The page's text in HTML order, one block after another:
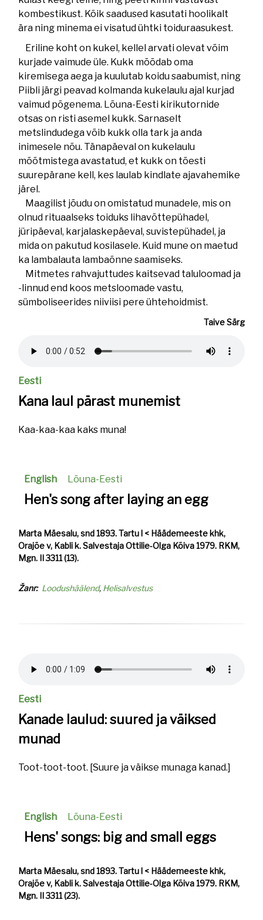
kombestikust. Kõik saadused kasutati hoolikalt
ära ning minema ei visatud ühtki toiduraasukest.
Eriline koht on kukel, kellel arvati olevat võim
kurjade vaimude üle. Kukk mõõdab oma
kiremisega aega ja kuulutab koidu saabumist, ning
Piibli järgi peavad kolmanda kukelaulu ajal kurjad
vaimud põgenema. Lõuna-Eesti kirikutornide
otsas on risti asemel kukk. Sarnaselt
metslindudega võib kukk olla tark ja anda
inimesele nõu. Tänapäeval on kukelaulu
mõõtmistega avastatud, et kukk on tõesti
suurepärane kell, kes laulab kindlate ajavahemike
järel.
Maagilist jõudu on omistatud munadele, mis on
olnud rituaalseks toiduks lihavõttepühadel,
jüripäeval, karjalaskepäeval, suvistepühadel, ja
mida on pakutud kosilasele. Kuid mune on maetud
ka lambalauta lambaõnne saamiseks.
Mitmetes rahvajuttudes kaitsevad taluloomad ja
-linnud end koos metsloomade vastu,
sümboliseerides niiviisi pere ühtehoidmist.
Taive Särg
Eesti
Kana laul pärast munemist
Kaa-kaa-kaa kaks muna!
English Lõuna-Eesti
Hen's song after laying an egg
Marta Mäesalu, snd 1893. Tartu l < Häädemeeste khk,
Orajõe v, Kabli k. Salvestaja Ottilie-Olga Kõiva 1979. RKM,
Mgn. II 3311 (13).
Žanr Loodushäälend Helisalvestus
Eesti
Kanade laulud: suured ja väiksed
munad
Toot-toot-toot. [Suure ja väikse munaga kanad.]
English Lõuna-Eesti
Hens' songs: big and small eggs
Marta Mäesalu, snd 1893. Tartu l < Häädemeeste khk,
Orajõe v, Kabli k. Salvestaja Ottilie-Olga Kõiva 1979. RKM,
Mgn. II 3311 (23).